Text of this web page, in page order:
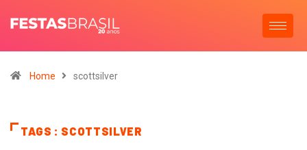
Home scottsilver
TAGS : SCOTTSILVER